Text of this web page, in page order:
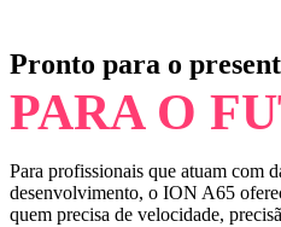
Pronto para o
PARA O
Para profissionais que atuam com
desenvolvimento, o ION A65
quem precisa de velocidade,